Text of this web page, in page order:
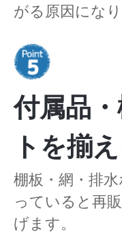
がる原因になり
付属品
トを揃
棚板・網・排
っていると再
げます。